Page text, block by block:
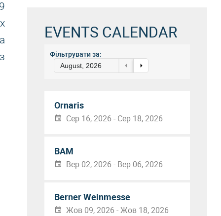
EVENTS CALENDAR
Фільтрувати за:
August, 2026
Ornaris
Сер 16, 2026 - Сер 18, 2026
BAM
Вер 02, 2026 - Вер 06, 2026
Berner Weinmesse
Жов 09, 2026 - Жов 18, 2026